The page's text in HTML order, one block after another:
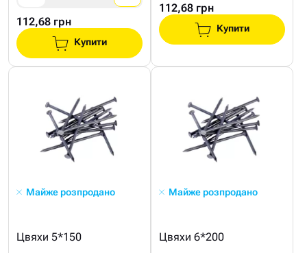
112,68 грн
Купити
112,68 грн
Купити
Майже розпродано
Цвяхи 5*150
Майже розпродано
Цвяхи 6*200